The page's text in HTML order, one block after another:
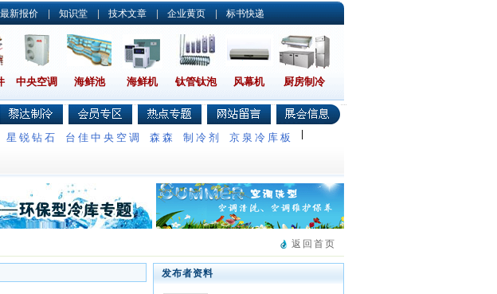
最新报价 | 知识堂 | 技术文章 | 企业黄页 | 标书快递
中央空调 海鲜池 海鲜机 钛管钛泡 风幕机 厨房制冷
星锐钻石 台佳中央空调 森森 制冷剂 京泉冷库板
返回首页
发布者资料